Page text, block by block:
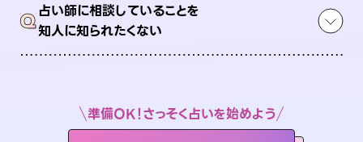
Q占い師に相談していることを
知人に知られたくない
準備OK！さっそく占いを始めよう